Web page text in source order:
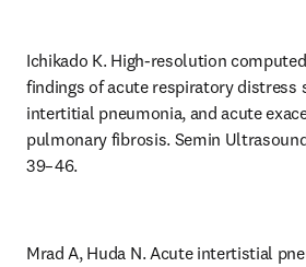
Ichikado K. High-resolution
findings of acute respiratory distress
intertitial pneumonia, and acute
pulmonary fibrosis. Semin
39–46.
Mrad A, Huda N. Acute intertistial